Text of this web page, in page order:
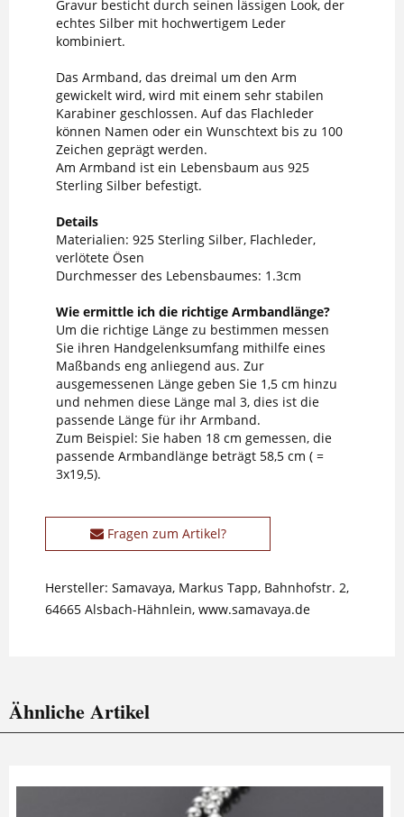
Gravur besticht durch seinen lässigen Look, der
echtes Silber mit hochwertigem Leder
kombiniert.
Das Armband, das dreimal um den Arm
gewickelt wird, wird mit einem sehr stabilen
Karabiner geschlossen. Auf das Flachleder
können Namen oder ein Wunschtext bis zu 100
Zeichen geprägt werden.
Am Armband ist ein Lebensbaum aus 925
Sterling Silber befestigt.
Details
Materialien: 925 Sterling Silber, Flachleder,
verlötete Ösen
Durchmesser des Lebensbaumes: 1.3cm
Wie ermittle ich die richtige Armbandlänge?
Um die richtige Länge zu bestimmen messen
Sie ihren Handgelenksumfang mithilfe eines
Maßbands eng anliegend aus. Zur
ausgemessenen Länge geben Sie 1,5 cm hinzu
und nehmen diese Länge mal 3, dies ist die
passende Länge für ihr Armband.
Zum Beispiel: Sie haben 18 cm gemessen, die
passende Armbandlänge beträgt 58,5 cm ( =
3x19,5).
Fragen zum Artikel?
Hersteller: Samavaya, Markus Tapp, Bahnhofstr. 2,
64665 Alsbach-Hähnlein, www.samavaya.de
Ähnliche Artikel